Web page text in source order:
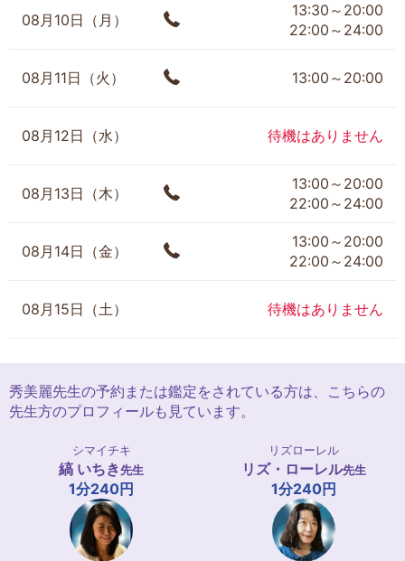
08月10日（月）
13:30～20:00
22:00～24:00
08月11日（火） 13:00～20:00
08月12日（水） 待機はありません
08月13日（木）
13:00～20:00
22:00～24:00
08月14日（金）
13:00～20:00
22:00～24:00
08月15日（土） 待機はありません
秀美麗先生の予約または鑑定をされている方は、こちらの
先生方のプロフィールも見ています。
シマイチキ
縞 いちき先生
1分240円
リズローレル
リズ・ローレル先生
1分240円